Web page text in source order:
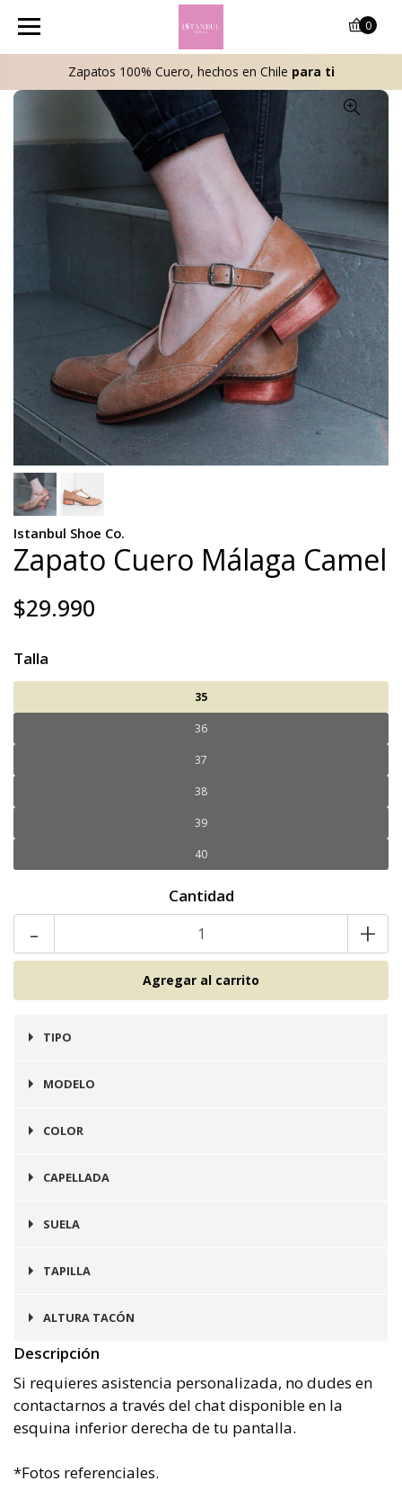
Zapatos 100% Cuero, hechos en Chile para ti
0
Istanbul Shoe Co.
Zapato Cuero Málaga Camel
$29.990
Talla
35
36
37
38
39
40
Cantidad
- +
TIPO
Zapato
MODELO
Málaga
COLOR
Camel
CAPELLADA
Cuero
SUELA
Prefinito
TAPILLA
Goma
ALTURA TACÓN
4 cms
Descripción
Si requieres asistencia personalizada, no dudes en
contactarnos a través del chat disponible en la
esquina inferior derecha de tu pantalla.
*Fotos referenciales.